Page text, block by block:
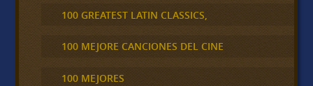
100 GREATEST LATIN CLASSICS,
100 MEJORE CANCIONES DEL CINE
100 MEJORES